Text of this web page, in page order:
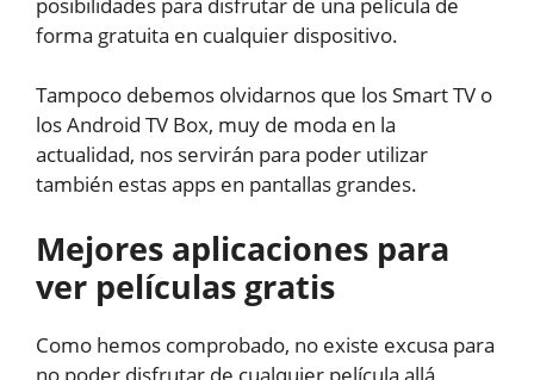
forma gratuita en cualquier dispositivo.
Tampoco debemos olvidarnos que los Smart TV o
los Android TV Box, muy de moda en la
actualidad, nos servirán para poder utilizar
también estas apps en pantallas grandes.
Mejores aplicaciones para
ver películas gratis
Como hemos comprobado, no existe excusa para